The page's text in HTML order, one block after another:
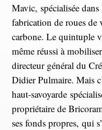
Mavic, spécialisée
fabrication de roues
carbone. Le quintuple
même réussi à
directeur général du
Didier Pulmaire. Mais
haut-savoyarde
propriétaire de
ses fonds propres, qui